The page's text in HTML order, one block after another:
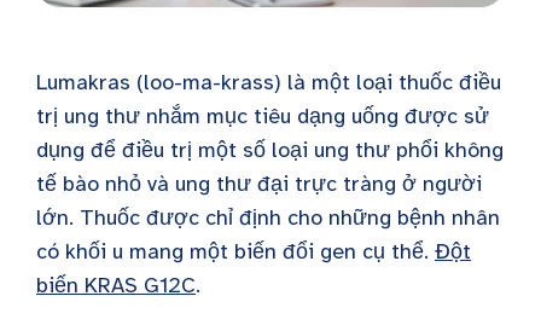
Lumakras (loo-ma-krass) là một loại thuốc điều
trị ung thư nhắm mục tiêu dạng uống được sử
dụng để điều trị một số loại ung thư phổi không
tế bào nhỏ và ung thư đại trực tràng ở người
lớn. Thuốc được chỉ định cho những bệnh nhân
có khối u mang một biến đổi gen cụ thể. Đột
biến KRAS G12C.